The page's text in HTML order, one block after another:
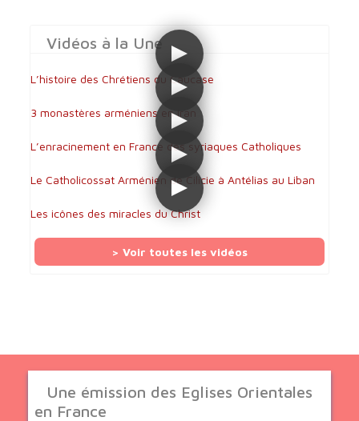
Vidéos à la Une
L’histoire des Chrétiens du Caucase
3 monastères arméniens en Iran
L’enracinement en France des syriaques Catholiques
Le Catholicossat Arménien de Cilicie à Antélias au Liban
Les icônes des miracles du Christ
> Voir toutes les vidéos
Une émission des Eglises Orientales
en France